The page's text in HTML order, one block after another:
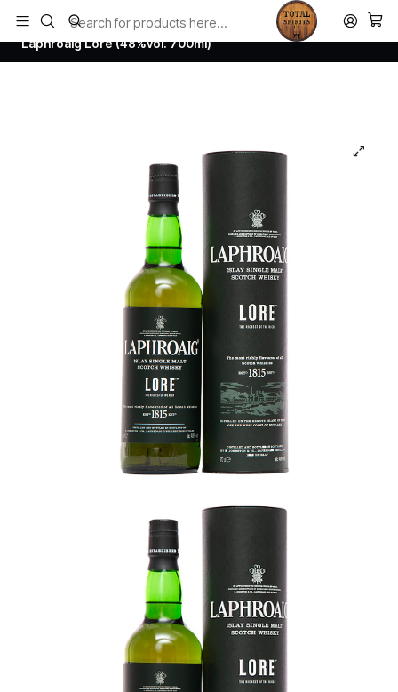
Todos los productos estan en stock. Despachamos a todo Chile.
Home Whisky
Scotch Whisky Islay
Laphroaig Lore (48%vol. 700ml)